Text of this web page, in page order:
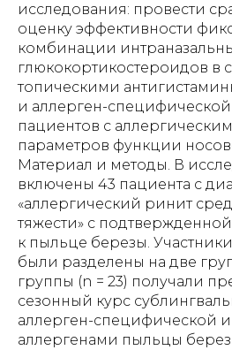
исследования: провести
оценку эффективности
комбинации
глюкокортикостероидов в
топическими
и аллерген-
пациентов с
параметров функции
Материал и методы. В
включены 43 пациента с
«аллергический ринит
тяжести» с
к пыльце березы.
были разделены на две
группы (n = 23) получали
сезонный курс
аллерген-специфической
аллергенами пыльцы